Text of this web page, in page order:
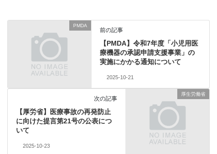
PMDA
前の記事
【PMDA】令和7年度「小児用医
療機器の承認申請支援事業」の
実施にかかる通知について
2025-10-21
厚生労働省
次の記事
【厚労省】医療事故の再発防止
に向けた提言第21号の公表につ
いて
2025-10-23